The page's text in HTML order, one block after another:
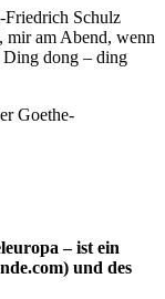
Schulz
mir am Abend, wenn
Ding dong – ding
Goethe-
– ist ein
und des